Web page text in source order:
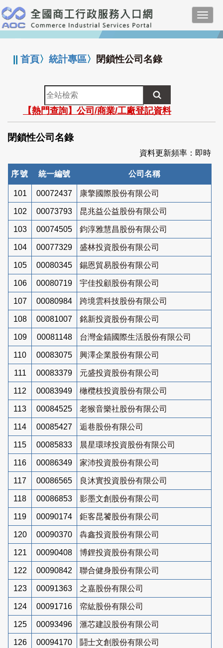
跳
到
主
要
:::
||首頁〉統計專區〉 閉鎖性公司名錄
全
站
檢
索
【熱門查詢】公司/商業/工廠登記資料
閉鎖性公司名錄
資料更新頻率：即時
序號 統一編號 公司名稱
101 00072437 康擎國際股份有限公司
102 00073793 昆兆益公益股份有限公司
103 00074505 鈞淳雅慧昌股份有限公司
104 00077329 盛林投資股份有限公司
105 00080345 錫恩貿易股份有限公司
106 00080719 宇佳投顧股份有限公司
107 00080984 跨境雲科技股份有限公司
108 00081007 銘新投資股份有限公司
109 00081148 台灣金錨國際生活股份有限公司
110 00083075 興澤企業股份有限公司
111 00083379 元盛投資股份有限公司
112 00083949 橄欖枝投資股份有限公司
113 00084525 老猴音樂社股份有限公司
114 00085427 逅巷股份有限公司
115 00085833 晨星環球投資股份有限公司
116 00086349 家沛投資股份有限公司
117 00086565 良沐實投資股份有限公司
118 00086853 影墨文創股份有限公司
119 00090174 鉅客昆饕股份有限公司
120 00090370 犇鑫投資股份有限公司
121 00090408 博鋰投資股份有限公司
122 00090842 聯合健身股份有限公司
123 00091363 之嘉股份有限公司
124 00091716 帟紘股份有限公司
125 00093496 滙芯建設股份有限公司
126 00094170 鬪士文創股份有限公司